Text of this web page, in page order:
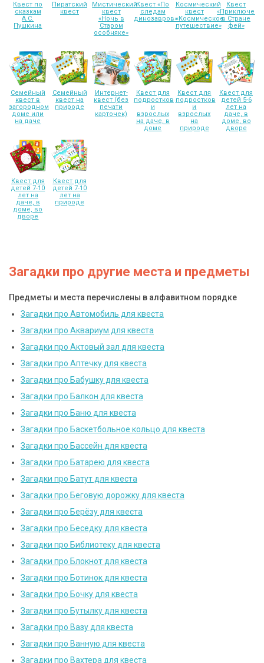
Квест по
сказкам
А.С.
Пушкина
Пиратский
квест
Мистический
квест
«Ночь в
Старом
особняке»
Квест «По
следам
динозавров»
Космический
квест
«Космическое
путешествие»
Квест
в Стране
фей»
Семейный
квест в
загородном
доме или
на даче
Семейный
квест на
природе
Интернет-
квест (без
печати
карточек)
Квест для
подростков
и
взрослых
на даче, в
доме
Квест для
подростков
и
взрослых
на
природе
Квест для
детей 5-6
лет на
даче, в
доме, во
дворе
Квест для
детей 7-10
лет на
даче, в
доме, во
дворе
Квест для
детей 7-10
лет на
природе
Загадки про другие места и предметы
Предметы и места перечислены в алфавитном порядке
Загадки про Автомобиль для квеста
Загадки про Аквариум для квеста
Загадки про Актовый зал для квеста
Загадки про Аптечку для квеста
Загадки про Бабушку для квеста
Загадки про Балкон для квеста
Загадки про Баню для квеста
Загадки про Баскетбольное кольцо для квеста
Загадки про Бассейн для квеста
Загадки про Батарею для квеста
Загадки про Батут для квеста
Загадки про Беговую дорожку для квеста
Загадки про Берёзу для квеста
Загадки про Беседку для квеста
Загадки про Библиотеку для квеста
Загадки про Блокнот для квеста
Загадки про Ботинок для квеста
Загадки про Бочку для квеста
Загадки про Бутылку для квеста
Загадки про Вазу для квеста
Загадки про Ванную для квеста
Загадки про Вахтера для квеста